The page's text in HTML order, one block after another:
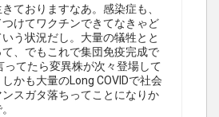
ておりますなあ。感染症も、
けてワクチンできてなきゃど
う状況だし。大量の犠牲とと
、でもこれで集団免疫完成で
ってたら変異株が次々登場して
かも大量のLong COVIDで社会
スガタ落ちってことになりか